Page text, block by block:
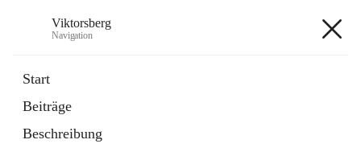
Viktorsberg
Navigation
Start
Beiträge
Beschreibung
1 Schnellzugriff